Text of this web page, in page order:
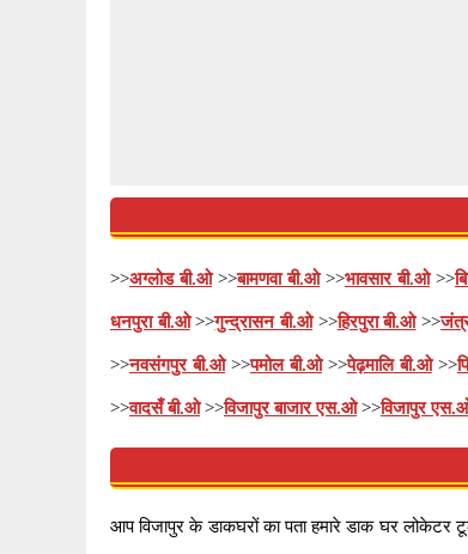
>>अग्लोड बी.ओ>>बामणवा बी.ओ>>भावसार बी.ओ>>
धनपुरा बी.ओ>>गुन्द्रासन बी.ओ>>हिरपुरा बी.ओ>>
>>नवसंगपुर बी.ओ>>पमोल बी.ओ>>पेढ़मालि बी.ओ>>
>>वादसँ बी.ओ>>विजापुर बाजार एस.ओ>>विजापुर
आप विजापुर के डाकघरों का पता हमारे डाक घर लोकेटर